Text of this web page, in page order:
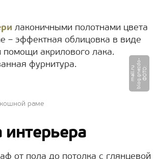
лаконичными полотнами цвета
– эффектная облицовка в виде
помощи акрилового лака.
фурнитура.
Ф
О
Т
О
:
b
l
o
g.
g
n
e
z
d
o
-m
a
l
l.
r
u
раме
от пола до потолка с глянцевой